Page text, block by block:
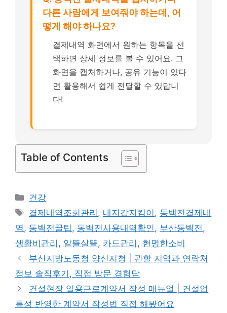
다른 사람에게 보여줘야 하는데, 어
떻게 해야 하나요?
결제내역 화면에서 원하는 항목을 선
택하면 상세 정보를 볼 수 있어요. 그
화면을 캡처하거나, 공유 기능이 있다
면 활용해서 쉽게 전달할 수 있답니
다!
Table of Contents
카
테
리
건강
태
그
결제내역조회관리 , 내지갑지킴이 , 동백전결제내
역, 동백전꿀팁, 동백전사용내역확인, 부산동백전,
생활비관리 , 알뜰살뜰, 카드관리 , 현명한소비
부산지방노동청 양산지청 | 관할 지역과 연락처
정보 솔직후기, 직접 방문 경험담
건설현장 일용근로계약서 작성 매뉴얼 | 건설업
특성 반영한 계약서 작성법 직접 해봤어요